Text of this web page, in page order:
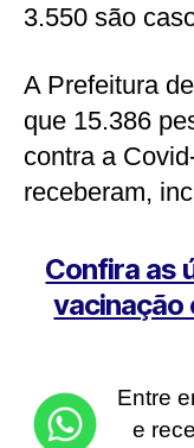
3.550 são
A Prefeitura
que 15.386
contra a
receberam,
Confira as
vacinação
Entre
e